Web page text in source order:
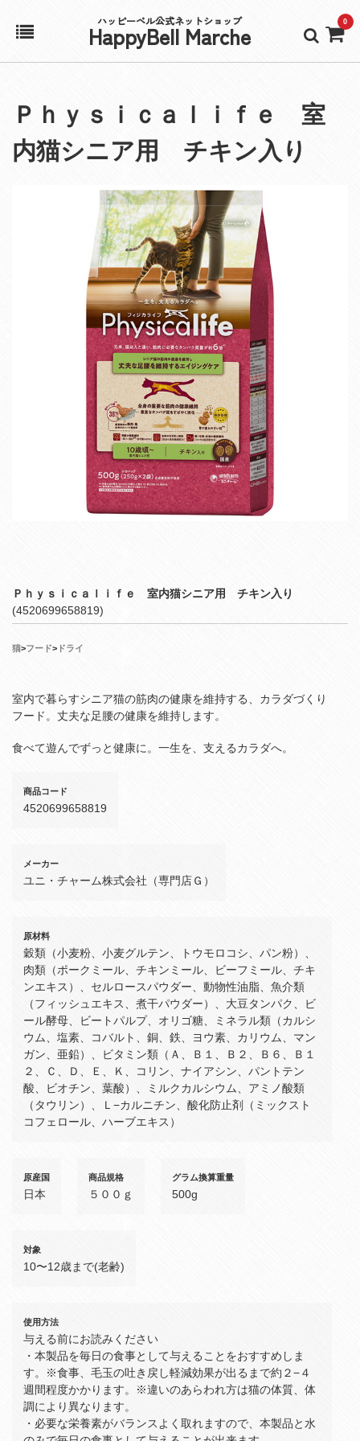
ハッピーベル公式ネットショップ
HappyBell Marche 0
アカウント
カート
Ｐｈｙｓｉｃａｌｉｆｅ 室
内猫シニア用 チキン入り
Ｐｈｙｓｉｃａｌｉｆｅ 室内猫シニア用 チキン入り
(4520699658819)
猫>フード> ドライ
室内で暮らすシニア猫の筋肉の健康を維持する、カラダづくり
フード。丈夫な足腰の健康を維持します。
食べて遊んでずっと健康に。一生を、支えるカラダへ。
商品コード
4520699658819
メーカー
ユニ・チャーム株式会社（専門店Ｇ）
原材料
穀類（小麦粉、小麦グルテン、トウモロコシ、パン粉）、
肉類（ポークミール、チキンミール、ビーフミール、チキ
ンエキス）、セルロースパウダー、動物性油脂、魚介類
（フィッシュエキス、煮干パウダー）、大豆タンパク、ビ
ール酵母、ビートパルプ、オリゴ糖、ミネラル類（カルシ
ウム、塩素、コバルト、銅、鉄、ヨウ素、カリウム、マン
ガン、亜鉛）、ビタミン類（Ａ、Ｂ１、Ｂ２、Ｂ６、Ｂ１
２、Ｃ、Ｄ、Ｅ、Ｋ、コリン、ナイアシン、パントテン
酸、ビオチン、葉酸）、ミルクカルシウム、アミノ酸類
（タウリン）、Ｌ−カルニチン、酸化防止剤（ミックスト
コフェロール、ハーブエキス）
原産国
日本
商品規格
５００ｇ
グラム換算重量
500g
対象
10〜12歳まで(老齢)
使用方法
与える前にお読みください
・本製品を毎日の食事として与えることをおすすめしま
す。※食事、毛玉の吐き戻し軽減効果が出るまで約２−４
週間程度かかります。※違いのあらわれ方は猫の体質、体
調により異なります。
・必要な栄養素がバランスよく取れますので、本製品と水